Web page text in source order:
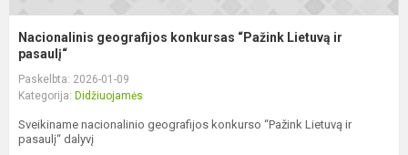
Nacionalinis geografijos konkursas “Pažink Lietuvą ir
pasaulį“
Paskelbta: 2026-01-09
Kategorija: Didžiuojamės
Sveikiname nacionalinio geografijos konkurso “Pažink Lietuvą ir
pasaulį“ dalyvį